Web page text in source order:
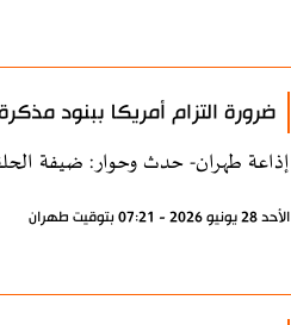
ضرورة التزام أمريكا ببنود
إذاعة طهران- حدث وحوار: ضيفة
الأحد 28 يونيو 2026 - 07:21 بتوقيت طهران